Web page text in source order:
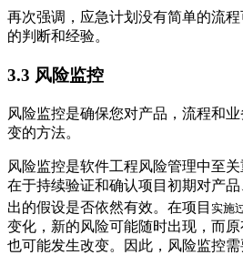
再次强调，应急计划没有简单的流
的判断和经验。
3.3 风险监控
风险监控是确保您对产品，流程和
变的方法。
风险监控是软件工程风险管理中至
在于持续验证和确认项目初期对产
出的假设是否依然有效。在项目 实施
变化，新的风险可能随时出现，而
也可能发生改变。因此，风险监控